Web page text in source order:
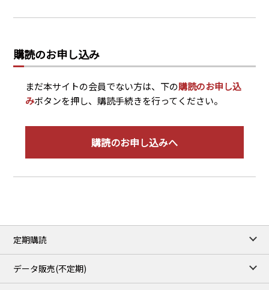
採用情報
購読のお申し込み
まだ本サイトの会員でない方は、下の購読のお申し込
みボタンを押し、購読手続きを行ってください。
購読のお申し込みへ
定期購読
データ販売(不定期)